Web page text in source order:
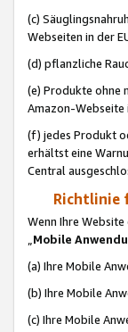
(c)
Webseiten in der
(d) pflanzliche
(e) Produkte ohne
Amazon-Webseite
(f) jedes Produkt
erhältst eine
Central
Richtlinie
Wenn Ihre
„Mobile
(a) Ihre Mobile
(b) Ihre Mobile
(c) Ihre Mobile